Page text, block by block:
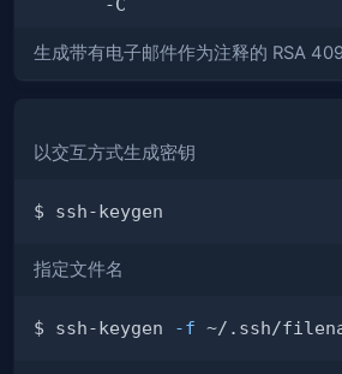
-C
生成带有电子邮件作为注释的 RSA
以交互方式生成密钥
指定文件名
$ ssh-keygen -f